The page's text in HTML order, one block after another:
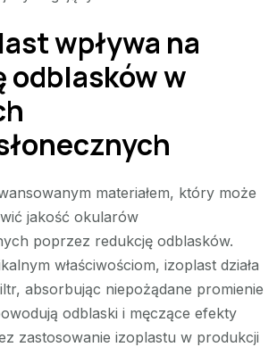
wpływa na
odblasków w
materiałem, który może
jakość okularów
poprzez redukcję odblasków.
właściwościom, izoplast działa
absorbując niepożądane promienie
odblaski i męczące efekty
zastosowanie izoplastu w produkcji